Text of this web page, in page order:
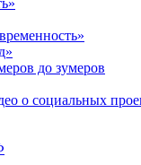
до зумеров
о социальных